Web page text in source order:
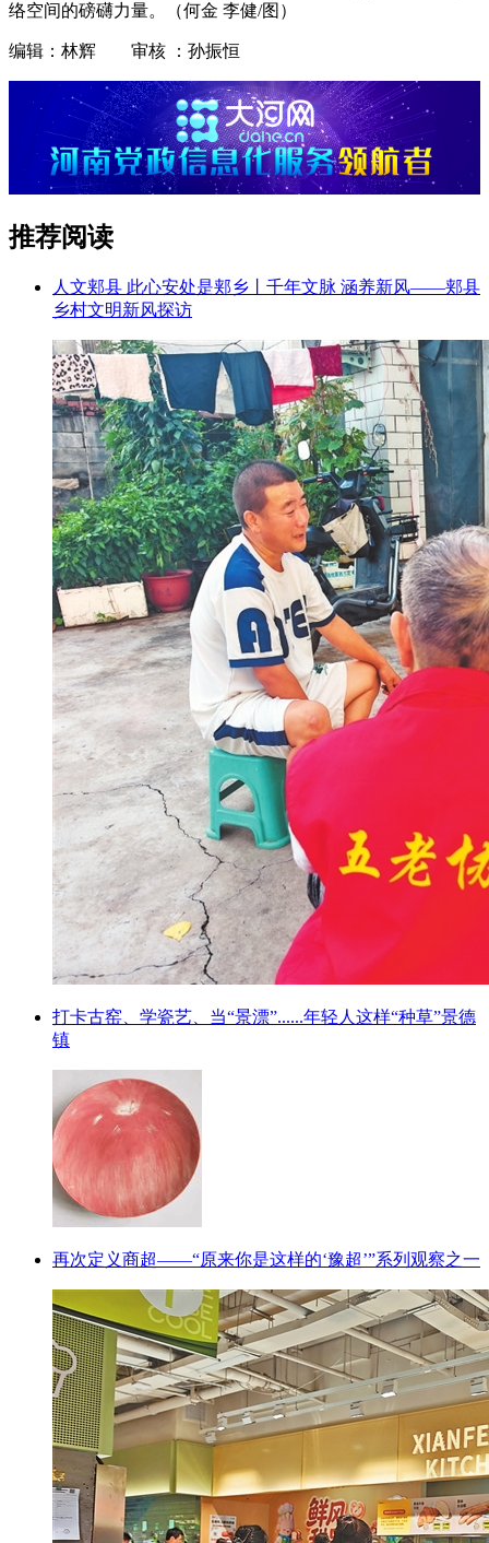
络空间的磅礴力量。（何金 李健/图）
编辑：林辉 审核 ：孙振恒
推荐阅读
人文郏县 此心安处是郏乡丨千年文脉 涵养新风——郏县
乡村文明新风探访
打卡古窑、学瓷艺、当“景漂”......年轻人这样“种草”景德
镇
再次定义商超——“原来你是这样的‘豫超’”系列观察之一